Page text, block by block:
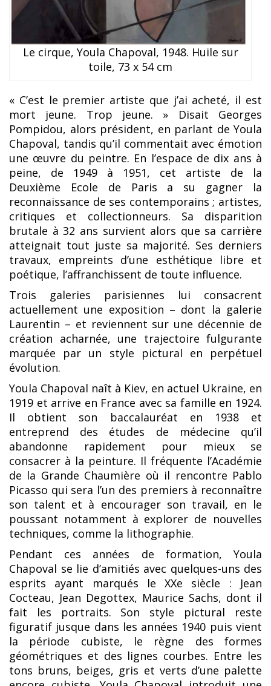
Le cirque, Youla Chapoval, 1948. Huile sur
toile, 73 x 54 cm
« C’est le premier artiste que j’ai acheté, il est
mort jeune. Trop jeune. » Disait Georges
Pompidou, alors président, en parlant de Youla
Chapoval, tandis qu’il commentait avec émotion
une œuvre du peintre. En l’espace de dix ans à
peine, de 1949 à 1951, cet artiste de la
Deuxième Ecole de Paris a su gagner la
reconnaissance de ses contemporains ; artistes,
critiques et collectionneurs. Sa disparition
brutale à 32 ans survient alors que sa carrière
atteignait tout juste sa majorité. Ses derniers
travaux, empreints d’une esthétique libre et
poétique, l’affranchissent de toute influence.
Trois galeries parisiennes lui consacrent
actuellement une exposition – dont la galerie
Laurentin – et reviennent sur une décennie de
création acharnée, une trajectoire fulgurante
marquée par un style pictural en perpétuel
évolution.
Youla Chapoval naît à Kiev, en actuel Ukraine, en
1919 et arrive en France avec sa famille en 1924.
Il obtient son baccalauréat en 1938 et
entreprend des études de médecine qu’il
abandonne rapidement pour mieux se
consacrer à la peinture. Il fréquente l’Académie
de la Grande Chaumière où il rencontre Pablo
Picasso qui sera l’un des premiers à reconnaître
son talent et à encourager son travail, en le
poussant notamment à explorer de nouvelles
techniques, comme la lithographie.
Pendant ces années de formation, Youla
Chapoval se lie d’amitiés avec quelques-uns des
esprits ayant marqués le XXe siècle : Jean
Cocteau, Jean Degottex, Maurice Sachs, dont il
fait les portraits. Son style pictural reste
figuratif jusque dans les années 1940 puis vient
la période cubiste, le règne des formes
géométriques et des lignes courbes. Entre les
tons bruns, beiges, gris et verts d’une palette